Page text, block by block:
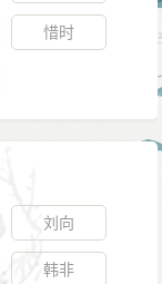
惜时
刘向
韩非